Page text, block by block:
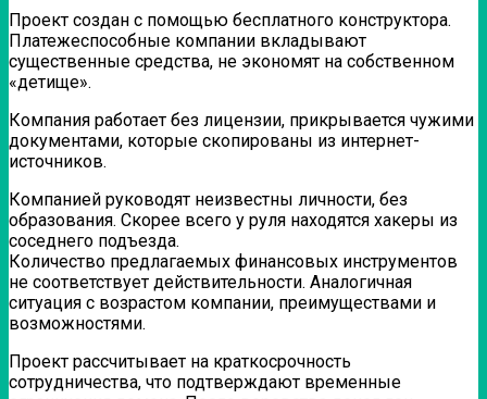
Проект создан с помощью бесплатного конструктора.
Платежеспособные компании вкладывают
существенные средства, не экономят на собственном
«детище».
Компания работает без лицензии, прикрывается чужими
документами, которые скопированы из интернет-
источников.
Компанией руководят неизвестны личности, без
образования. Скорее всего у руля находятся хакеры из
соседнего подъезда.
Количество предлагаемых финансовых инструментов
не соответствует действительности. Аналогичная
ситуация с возрастом компании, преимуществами и
возможностями.
Проект рассчитывает на краткосрочность
сотрудничества, что подтверждают временные